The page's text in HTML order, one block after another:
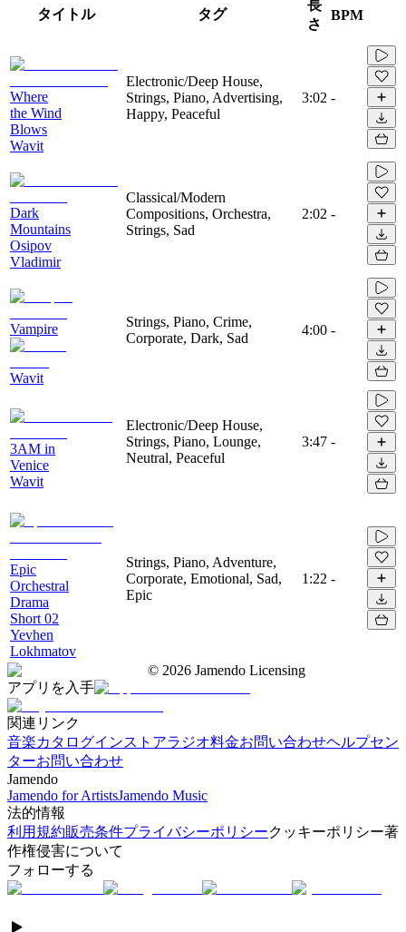
タイトル タグ
長
さ
BPM
Where
the Wind
Blows
Wavit
Electronic/Deep House,
Strings, Piano, Advertising,
Happy, Peaceful
3:02 -
Dark
Mountains
Osipov
Vladimir
Classical/Modern
Compositions, Orchestra,
Strings, Sad
2:02 -
Vampire
Wavit
Strings, Piano, Crime,
Corporate, Dark, Sad
4:00 -
3AM in
Venice
Wavit
Electronic/Deep House,
Strings, Piano, Lounge,
Neutral, Peaceful
3:47 -
Epic
Orchestral
Drama
Short 02
Yevhen
Lokhmatov
Strings, Piano, Adventure,
Corporate, Emotional, Sad,
Epic
1:22 -
© 2026 Jamendo Licensing
アプリを入手
関連リンク
音楽カタログインストアラジオ料金お問い合わせヘルプセン
ターお問い合わせ
Jamendo
Jamendo for ArtistsJamendo Music
法的情報
利用規約販売条件プライバシーポリシークッキーポリシー著
作権侵害について
フォローする